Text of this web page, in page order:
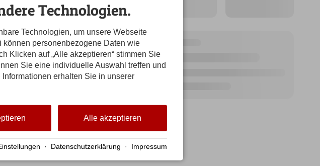
Technologien.
Technologien, um unsere Webseite
personenbezogene Daten wie
Klicken auf „Alle akzeptieren“ stimmen Sie
Sie eine individuelle Auswahl treffen und
erhalten Sie in unserer
Alle akzeptieren
· Datenschutzerklärung · Impressum